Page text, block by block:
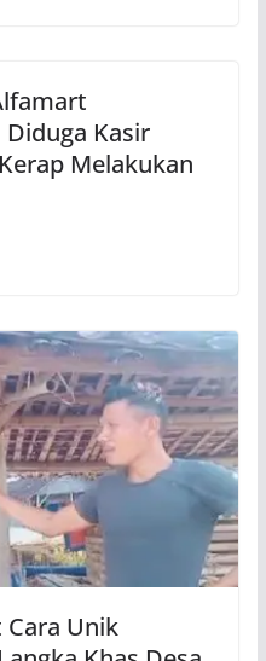
Diduga Kasir
Melakukan
Unik